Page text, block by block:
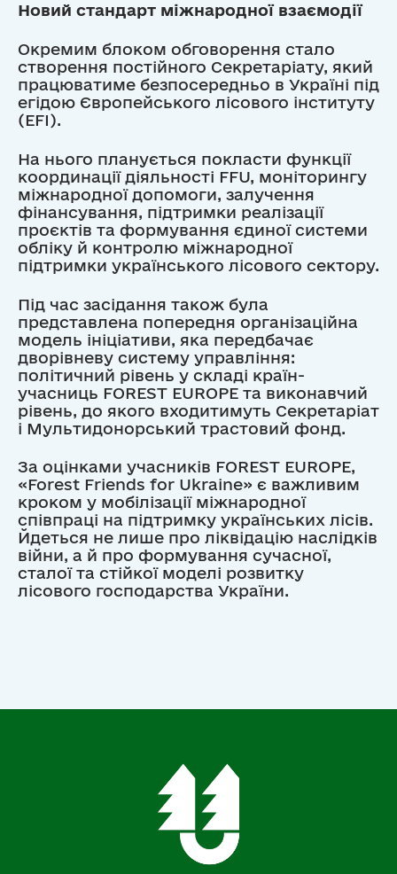
Новий стандарт міжнародної взаємодії
Окремим блоком обговорення стало
створення постійного Секретаріату, який
працюватиме безпосередньо в Україні під
егідою Європейського лісового інституту
(EFI).
На нього планується покласти функції
координації діяльності FFU, моніторингу
міжнародної допомоги, залучення
фінансування, підтримки реалізації
проєктів та формування єдиної системи
обліку й контролю міжнародної
підтримки українського лісового сектору.
Під час засідання також була
представлена попередня організаційна
модель ініціативи, яка передбачає
дворівневу систему управління:
політичний рівень у складі країн-
учасниць FOREST EUROPE та виконавчий
рівень, до якого входитимуть Секретаріат
і Мультидонорський трастовий фонд.
За оцінками учасників FOREST EUROPE,
«Forest Friends for Ukraine» є важливим
кроком у мобілізації міжнародної
співпраці на підтримку українських лісів.
Йдеться не лише про ліквідацію наслідків
війни, а й про формування сучасної,
сталої та стійкої моделі розвитку
лісового господарства України.